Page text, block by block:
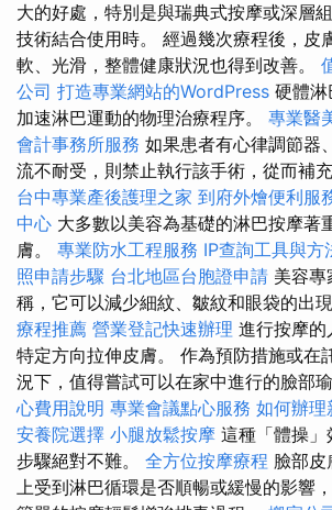
大的好處，特別是與瑞典式按摩或深層
技術結合使用時。 經過幾次療程後，皮
軟、光滑，整體健康狀況也得到改善。
公司 打造專業網站的WordPress 硬體
加速淋巴運動的物理治療程序。 專業醫
會計事務所服務 如果患者有心律調節器
流不耐受，則禁止執​​行該手術，從而補
台中專業產後護理之家 到府外燴便利服
中心 大多數以美容為基礎的淋巴按摩著
膚。 專業防水工程服務 IP查詢工具與方
照申請步驟 台北地區台胞證申請 美容專
稱，它可以減少細紋、皺紋和眼袋的出現
療程推薦 營業登記快速辦理 進行按摩的
特定方向拉伸皮膚。 作為預防措施或在
況下，值得嘗試可以在家中進行的臉部
心費用說明 專業會議點心服務 如何辦理
安養院選擇 小腿放鬆按摩 這種「體操」
步驟絕對不難。 全方位按摩療程 臉部皮
上受到淋巴循環是否順暢或緩慢的影響